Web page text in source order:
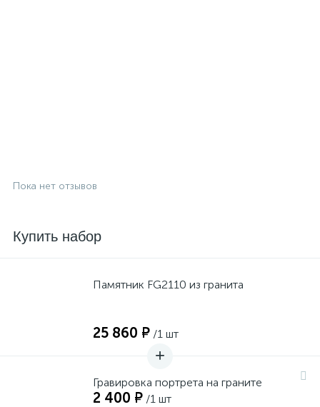
Пока нет отзывов
Купить набор
Памятник FG2110 из гранита
25 860 ₽ /1 шт
Гравировка портрета на граните
2 400 ₽ /1 шт